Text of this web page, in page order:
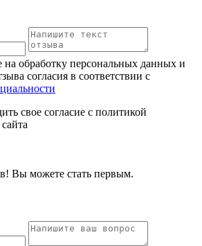
на обработку персональных данных и
согласия в соответствии с
свое согласие с политикой
Вы можете стать первым.